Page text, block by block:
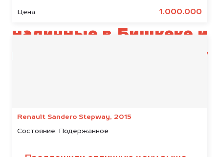
Цена: 1.000.000
Renault Sandero Stepway, 2015
Состояние: Подержанное
выкуп Mazda за
наличные в Бишкеке и
по всему Кыргызстану